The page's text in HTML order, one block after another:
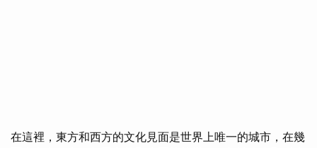
在這裡，東方和西方的文化見面是世界上唯一的城市，在幾